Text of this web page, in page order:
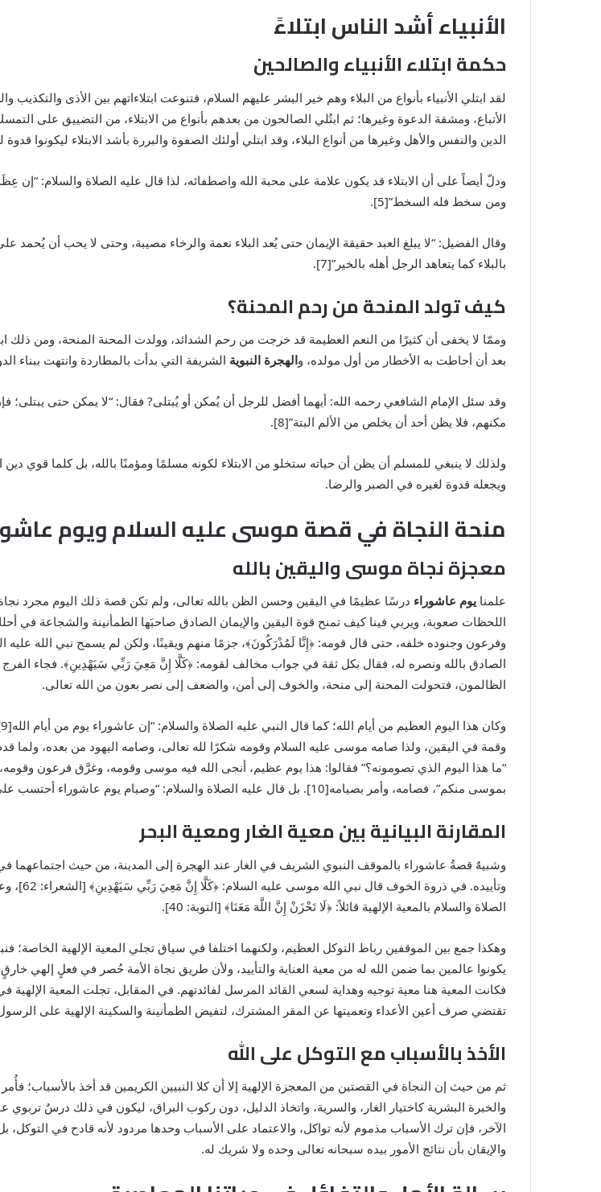
الأنبياء أشد الناس ابتلاءً
حكمة ابتلاء الأنبياء والصالحين
لقد ابتلي الأنبياء بأنواع من البلاء وهم خير البشر عليهم السلام، فتنوعت ابتلاءاتهم بين الأذى
الأتباع، ومشقة الدعوة وغيرها؛ ثم ابتُلي الصالحون من بعدهم بأنواع من الابتلاء، من التضييق على
الدين والنفس والأهل وغيرها من أنواع البلاء، وقد ابتلي أولئك الصفوة والبررة بأشد الابتلاء ليكونوا
ودلّ أيضاً على أن الابتلاء قد يكون علامة على محبة الله واصطفائه، لذا قال عليه الصلاة والسلام: “إن
ومن سخط فله السخط”[5].
بالبلاء كما يتعاهد الرجل أهله بالخير”[7].
كيف تولد المنحة من رحم المحنة؟
وممّا لا يخفى أن كثيرًا من النعم العظيمة قد خرجت من رحم الشدائد، وولدت المحنة المنحة، ومن
بعد أن أحاطت به الأخطار من أول مولده، والهجرة النبوية الشريفة التي بدأت بالمطاردة وانتهت ببناء
وقد سئل الإمام الشافعي رحمه الله: أيهما أفضل للرجل أن يُمكن أو يُبتلى? فقال: “لا يمكن حتى يبتلى؛
مكنهم، فلا يظن أحد أن يخلص من الألم البتة”[8].
ولذلك لا ينبغي للمسلم أن يظن أن حياته ستخلو من الابتلاء لكونه مسلمًا ومؤمنًا بالله، بل كلما قوي دين
ويجعله قدوة لغيره في الصبر والرضا.
منحة النجاة في قصة موسى عليه السلام ويوم
معجزة نجاة موسى واليقين بالله
علمنا يوم عاشوراء درسًا عظيمًا في اليقين وحسن الظن بالله تعالى، ولم تكن قصة ذلك اليوم مجرد
اللحظات صعوبة، ويربي فينا كيف تمنح قوة اليقين والإيمان الصادق صاحبَها الطمأنينة والشجاعة
وفرعون وجنوده خلفه، حتى قال قومه: ﴿إِنَّا لَمُدْرَكُونَ﴾، جزمًا منهم ويقينًا، ولكن لم يسمح نبي الله عليه
الصادق بالله ونصره له، فقال بكل ثقة في جواب مخالف لقومه: ﴿كَلَّا إِنَّ مَعِيَ رَبِّي سَيَهْدِينِ﴾. فجاء
الظالمون، فتحولت المحنة إلى منحة، والخوف إلى أمن، والضعف إلى نصر بعون من الله تعالى.
وقمة في اليقين، ولذا صامه موسى عليه السلام وقومه شكرًا لله تعالى، وصامه اليهود من بعده، ولما
“ما هذا اليوم الذي تصومونه؟” فقالوا: هذا يوم عظيم، أنجى الله فيه موسى وقومه، وغرَّق فرعون
بموسى منكم”، فصامه، وأمر بصيامه[10]. بل قال عليه الصلاة والسلام: “وصيام يوم عاشوراء أحتسب على الله أن يكفر السنة التي قبله[11] تنويهًا لعظيم شأنه وتعريفًا بمقام فضله.
المقارنة البيانية بين معية الغار ومعية البحر
وشبيهٌ قصةُ عاشوراء بالموقف النبوي الشريف في الغار عند الهجرة إلى المدينة، من حيث اجتماعهما
وتأييده.
الصلاة والسلام بالمعية الإلهية قائلاً: ﴿لَا تَحْزَنْ إِنَّ اللَّهَ مَعَنَا﴾ [التوبة: 40].
وهكذا جمع بين الموقفين رباط التوكل العظيم، ولكنهما اختلفا في سياق تجلي المعية الإلهية
يكونوا عالمين بما ضمن الله له من معية العناية والتأييد، ولأن طريق نجاة الأمة حُصر في فعلٍ إلهي
فكانت المعية هنا معية توجيه وهداية لسعي القائد المرسل لفائدتهم. في المقابل، تجلت المعية الإلهية
تقتضي صرف أعين الأعداء وتعميتها عن المقر المشترك، لتفيض الطمأنينة والسكينة الإلهية على
الأخذ بالأسباب مع التوكل على الله
ثم من حيث إن النجاة في القصتين من المعجزة الإلهية إلا أن كلا النبيين الكريمين قد أخذ بالأسباب؛
والخبرة البشرية كاختيار الغار، والسرية، واتخاذ الدليل، دون ركوب البراق، ليكون في ذلك درسٌ تربوي
الآخر، فإن ترك الأسباب مذموم لأنه تواكل، والاعتماد على الأسباب وحدها مردود لأنه قادح في
والإيقان بأن نتائج الأمور بيده سبحانه تعالى وحده ولا شريك له.